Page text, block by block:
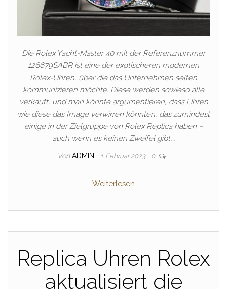
Die Rolex Yacht-Master 40 mit der Referenznummer
126679SABR ist eine der exotischeren modernen
Rolex-Uhren, über die das Unternehmen selten
kommunizieren möchte. Diese werden sowieso alle
verkauft, und man könnte argumentieren, dass Uhren
wie diese das Image verwirren könnten, das zumindest
einige in der Zielgruppe von Rolex Replica haben –
auch wenn es keinen Zweifel gibt,…
Von ADMIN 1. Februar 2023 0
Weiterlesen
Replica Uhren Rolex
aktualisiert die